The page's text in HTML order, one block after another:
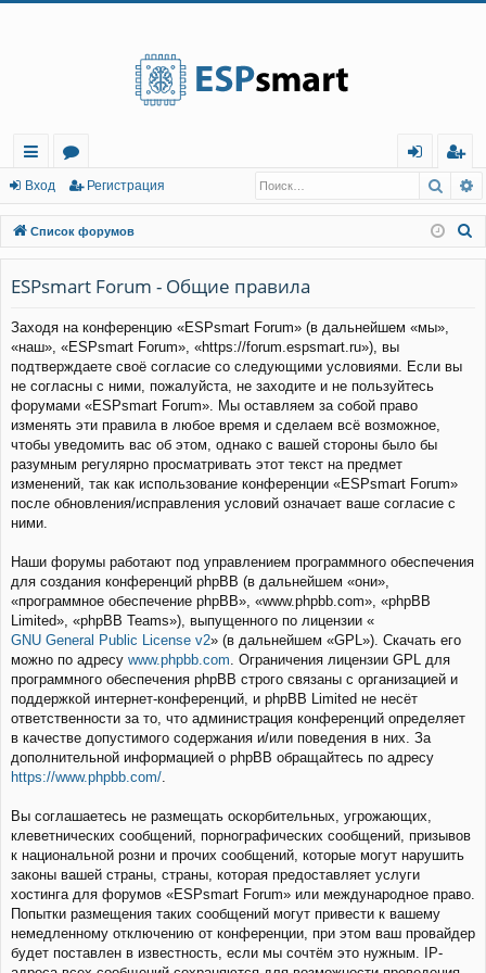
с
ы
лк
и
о
ру
м
ы
д
г
ис
тр
Вход Регистрация
Список форумов
ESPsmart Forum - Общие правила
Заходя на конференцию «ESPsmart Forum» (в дальнейшем «мы»,
«наш», «ESPsmart Forum», «https://forum.espsmart.ru»), вы
подтверждаете своё согласие со следующими условиями. Если вы
не согласны с ними, пожалуйста, не заходите и не пользуйтесь
форумами «ESPsmart Forum». Мы оставляем за собой право
изменять эти правила в любое время и сделаем всё возможное,
чтобы уведомить вас об этом, однако с вашей стороны было бы
разумным регулярно просматривать этот текст на предмет
изменений, так как использование конференции «ESPsmart Forum»
после обновления/исправления условий означает ваше согласие с
ними.
Наши форумы работают под управлением программного обеспечения
для создания конференций phpBB (в дальнейшем «они»,
«программное обеспечение phpBB», «www.phpbb.com», «phpBB
Limited», «phpBB Teams»), выпущенного по лицензии «
GNU General Public License v2» (в дальнейшем «GPL»). Скачать его
можно по адресу www.phpbb.com . Ограничения лицензии GPL для
программного обеспечения phpBB строго связаны с организацией и
поддержкой интернет-конференций, и phpBB Limited не несёт
ответственности за то, что администрация конференций определяет
в качестве допустимого содержания и/или поведения в них. За
дополнительной информацией о phpBB обращайтесь по адресу
https://www.phpbb.com/
Вы соглашаетесь не размещать оскорбительных, угрожающих,
клеветнических сообщений, порнографических сообщений, призывов
к национальной розни и прочих сообщений, которые могут нарушить
законы вашей страны, страны, которая предоставляет услуги
хостинга для форумов «ESPsmart Forum» или международное право.
Попытки размещения таких сообщений могут привести к вашему
немедленному отключению от конференции, при этом ваш провайдер
будет поставлен в известность, если мы сочтём это нужным. IP-